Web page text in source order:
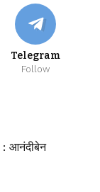
Telegram
Follow